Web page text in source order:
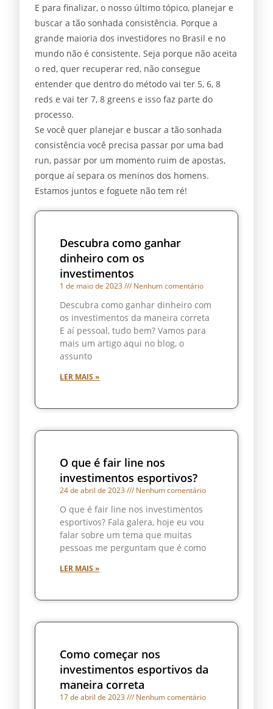
E para finalizar, o nosso último tópico, planejar e
buscar a tão sonhada consistência. Porque a
grande maioria dos investidores no Brasil e no
mundo não é consistente. Seja porque não aceita
o red, quer recuperar red, não consegue
entender que dentro do método vai ter 5, 6, 8
reds e vai ter 7, 8 greens e isso faz parte do
processo.
Se você quer planejar e buscar a tão sonhada
consistência você precisa passar por uma bad
run, passar por um momento ruim de apostas,
porque aí separa os meninos dos homens.
Estamos juntos e foguete não tem ré!
Descubra como ganhar
dinheiro com os
investimentos
1 de maio de 2023 Nenhum comentário
Descubra como ganhar dinheiro com
os investimentos da maneira correta
E aí pessoal, tudo bem? Vamos para
mais um artigo aqui no blog, o
assunto
LER MAIS »
O que é fair line nos
investimentos esportivos?
24 de abril de 2023 Nenhum comentário
O que é fair line nos investimentos
esportivos? Fala galera, hoje eu vou
falar sobre um tema que muitas
pessoas me perguntam que é como
LER MAIS »
Como começar nos
investimentos esportivos da
maneira correta
17 de abril de 2023 Nenhum comentário